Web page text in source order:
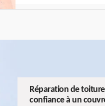
Réparation de
confiance à un